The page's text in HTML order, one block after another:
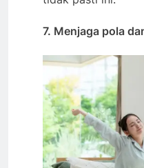
7. Menjaga pola